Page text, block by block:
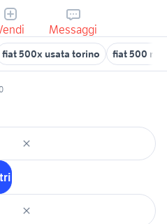
Messaggi
fiat 500x usata torino fiat 500 r